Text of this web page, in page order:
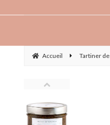
Accueil Tartiner